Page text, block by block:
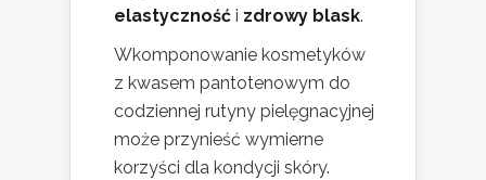
elastyczność i zdrowy blask.
Wkomponowanie kosmetyków
z kwasem pantotenowym do
codziennej rutyny pielęgnacyjnej
może przynieść wymierne
korzyści dla kondycji skóry.